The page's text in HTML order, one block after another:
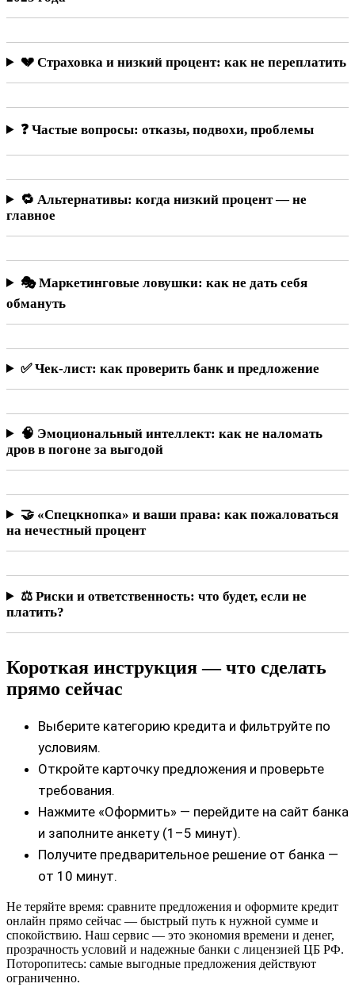
💔 Страховка и низкий процент: как не переплатить
❓ Частые вопросы: отказы, подвохи, проблемы
🔁 Альтернативы: когда низкий процент — не
главное
🎭 Маркетинговые ловушки: как не дать себя
обмануть
✅ Чек-лист: как проверить банк и предложение
🧠 Эмоциональный интеллект: как не наломать
дров в погоне за выгодой
🤝 «Спецкнопка» и ваши права: как пожаловаться
на нечестный процент
⚖️ Риски и ответственность: что будет, если не
платить?
Короткая инструкция — что сделать
прямо сейчас
Выберите категорию кредита и фильтруйте по
условиям.
Откройте карточку предложения и проверьте
требования.
Нажмите «Оформить» — перейдите на сайт банка
и заполните анкету (1–5 минут).
Получите предварительное решение от банка —
от 10 минут.
Не теряйте время: сравните предложения и оформите кредит
онлайн прямо сейчас — быстрый путь к нужной сумме и
спокойствию. Наш сервис — это экономия времени и денег,
прозрачность условий и надежные банки с лицензией ЦБ РФ.
Поторопитесь: самые выгодные предложения действуют
ограниченно.